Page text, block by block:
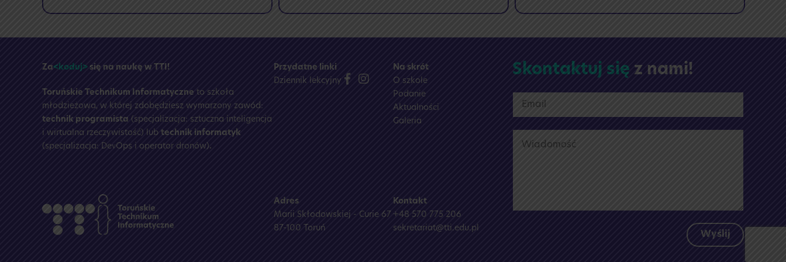
Za<koduj> się na naukę w TTI!
Toruńskie Technikum Informatyczne to szkoła
młodzieżowa, w której zdobędziesz wymarzony zawód:
technik programista (specjalizacja: sztuczna inteligencja
i wirtualna rzeczywistość) lub technik informatyk
(specjalizacja: DevOps i operator dronów).
Przydatne linki
Dziennik lekcyjny
Adres
Marii Skłodowskiej - Curie 67
87-100 Toruń
Na skrót
O szkole
Podanie
Aktualności
Galeria
Kontakt
+48 570 775 206
sekretariat@tti.edu.pl
Skontaktuj się z nami!